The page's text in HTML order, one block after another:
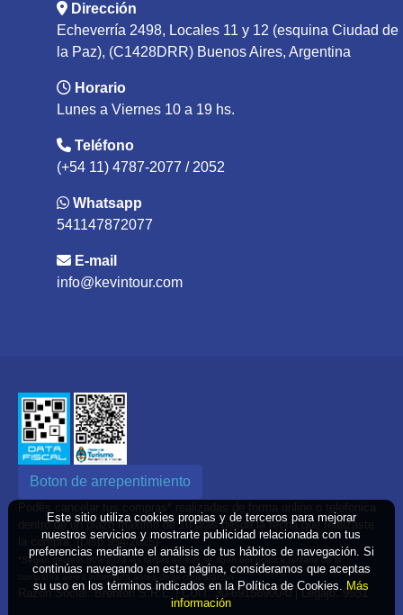
Dirección
Echeverría 2498, Locales 11 y 12 (esquina Ciudad de
la Paz), (C1428DRR) Buenos Aires, Argentina
Horario
Lunes a Viernes 10 a 19 hs.
Teléfono
(+54 11) 4787-2077 / 2052
Whatsapp
541147872077
E-mail
info@kevintour.com
Boton de arrepentimiento
dentro de un plazo máximo de 10 días desde la fecha que realizaste
la compra. (Disp.954/2025)
*Según decreto 809/2024 las tarifas aéreas se rigen por política tarifaria de la
compañía aérea informada antes de la contratación
Razón Social: Brenton S.R.L. | CUIT: 30-69156900-0 | Legajo: 9551
Este sitio utiliza cookies propias y de terceros para mejorar
nuestros servicios y mostrarte publicidad relacionada con tus
preferencias mediante el análisis de tus hábitos de navegación. Si
continúas navegando en esta página, consideramos que aceptas
su uso en los términos indicados en la Política de Cookies. Más
información